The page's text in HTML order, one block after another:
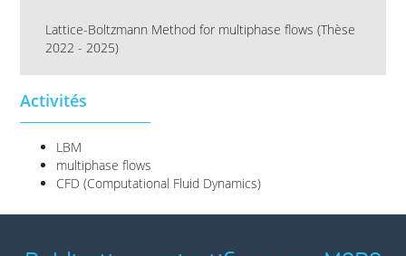
Lattice-Boltzmann Method for multiphase flows (Thèse
2022 - 2025)
Activités
LBM
multiphase flows
CFD (Computational Fluid Dynamics)